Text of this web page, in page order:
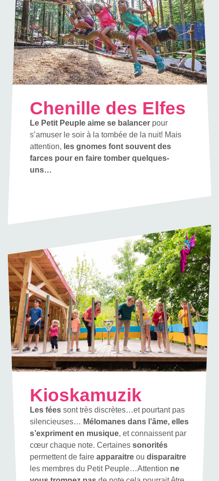
Chenille des Elfes
Le Petit Peuple aime se balancerpour
s’amuser le soir à la tombée de la nuit! Mais
attention, les gnomes font souvent des
farces pour en faire tomber quelques-
uns…
Kioskamuzik
Les féessont très discrètes…et pourtant pas
silencieuses… Mélomanes dans l’âme, elles
s’expriment en musique, et connaissent par
cœur chaque note. Certaines sonorités
permettent de faire apparaitreou disparaitre
les membres du Petit Peuple…Attention ne